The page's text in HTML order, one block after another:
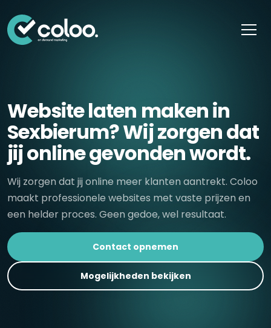
Website laten maken in
Sexbierum? Wij zorgen dat
jij online gevonden wordt.
Wij zorgen dat jij online meer klanten aantrekt. Coloo
maakt professionele websites met vaste prijzen en
een helder proces. Geen gedoe, wel resultaat.
Contact opnemen
Mogelijkheden bekijken